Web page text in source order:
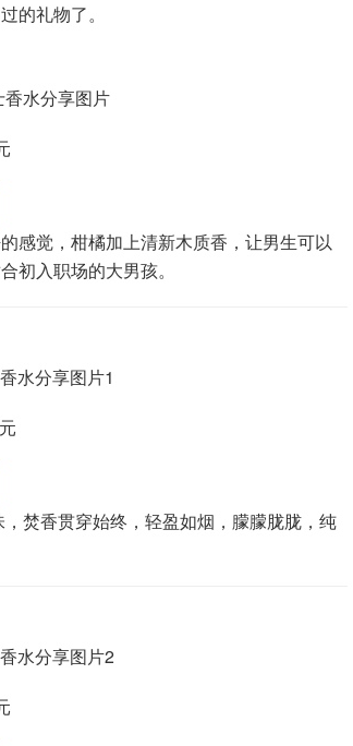
的礼物了。
感觉，柑橘加上清新木质香，让男生可以
初入职场的大男孩。
焚香贯穿始终，轻盈如烟，朦朦胧胧，纯